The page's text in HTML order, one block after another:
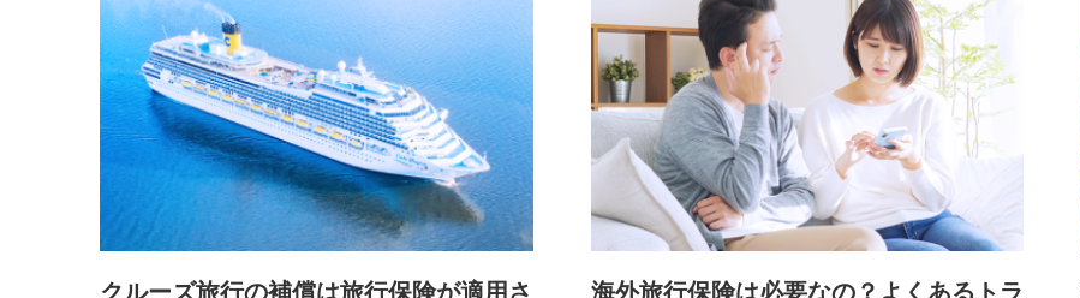
クルーズ旅行の補償は旅行保険が適用さ
海外旅行保険は必要なの？よくあるトラ